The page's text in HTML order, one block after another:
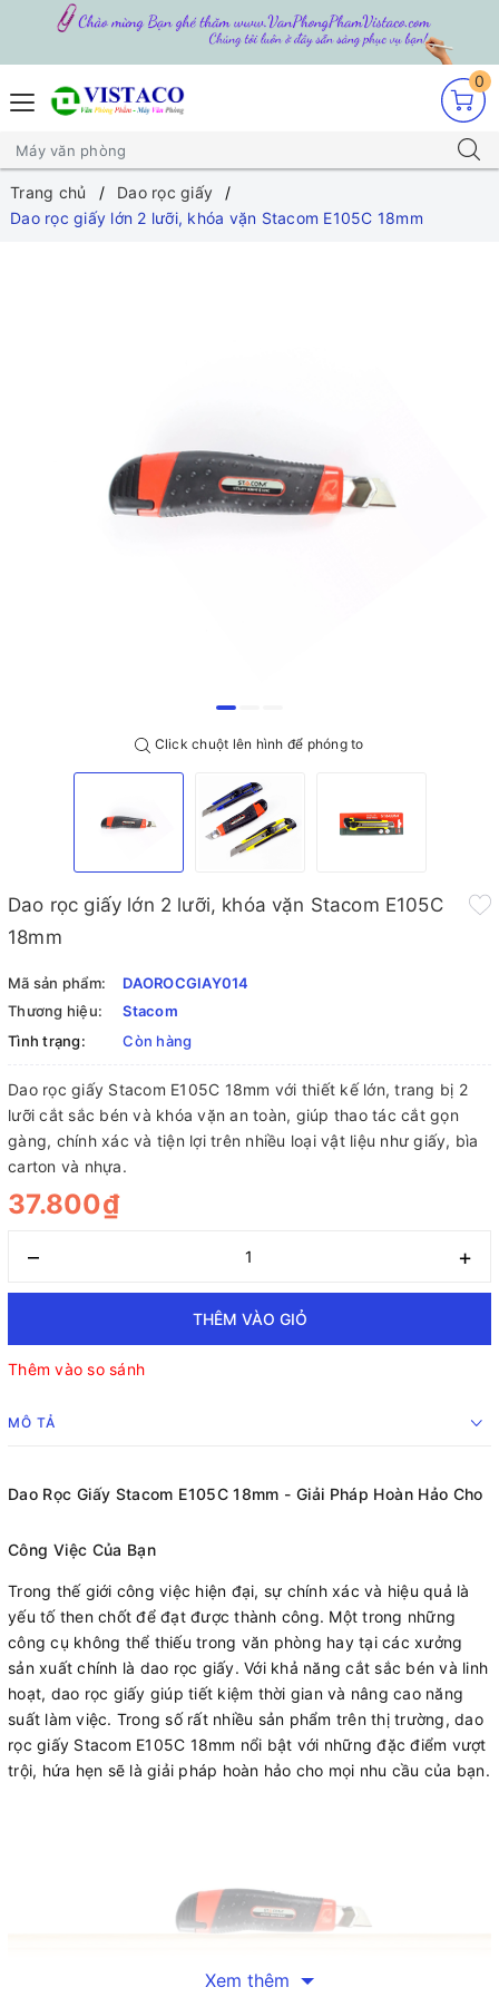
0
Trang chủ
Dao rọc giấy
Dao rọc giấy lớn 2 lưỡi, khóa vặn Stacom E105C 18mm
Click chuột lên hình để phóng to
Dao rọc giấy lớn 2 lưỡi, khóa vặn Stacom E105C
18mm
Mã sản phẩm:
DAOROCGIAY014
Thương hiệu:
Stacom
Tình trạng:
Còn hàng
Dao rọc giấy Stacom E105C 18mm với thiết kế lớn, trang bị 2
lưỡi cắt sắc bén và khóa vặn an toàn, giúp thao tác cắt gọn
gàng, chính xác và tiện lợi trên nhiều loại vật liệu như giấy, bìa
carton và nhựa.
37.800₫
– +
THÊM VÀO GIỎ
Thêm vào so sánh
MÔ TẢ
Dao Rọc Giấy Stacom E105C 18mm - Giải Pháp Hoàn Hảo Cho
Công Việc Của Bạn
Trong thế giới công việc hiện đại, sự chính xác và hiệu quả là
yếu tố then chốt để đạt được thành công. Một trong những
công cụ không thể thiếu trong văn phòng hay tại các xưởng
sản xuất chính là dao rọc giấy. Với khả năng cắt sắc bén và linh
hoạt, dao rọc giấy giúp tiết kiệm thời gian và nâng cao năng
suất làm việc. Trong số rất nhiều sản phẩm trên thị trường, dao
rọc giấy Stacom E105C 18mm nổi bật với những đặc điểm vượt
trội, hứa hẹn sẽ là giải pháp hoàn hảo cho mọi nhu cầu của bạn.
Xem thêm